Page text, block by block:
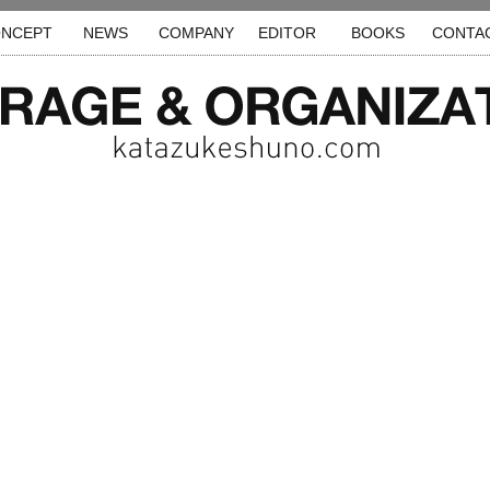
NEWS COMPANY EDITOR BOOKS